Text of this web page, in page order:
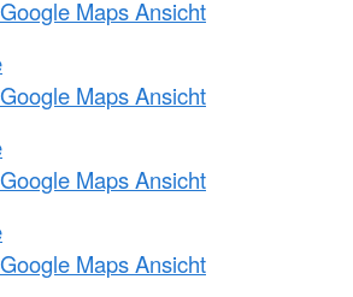
Maps Ansicht
Maps Ansicht
Maps Ansicht
Maps Ansicht